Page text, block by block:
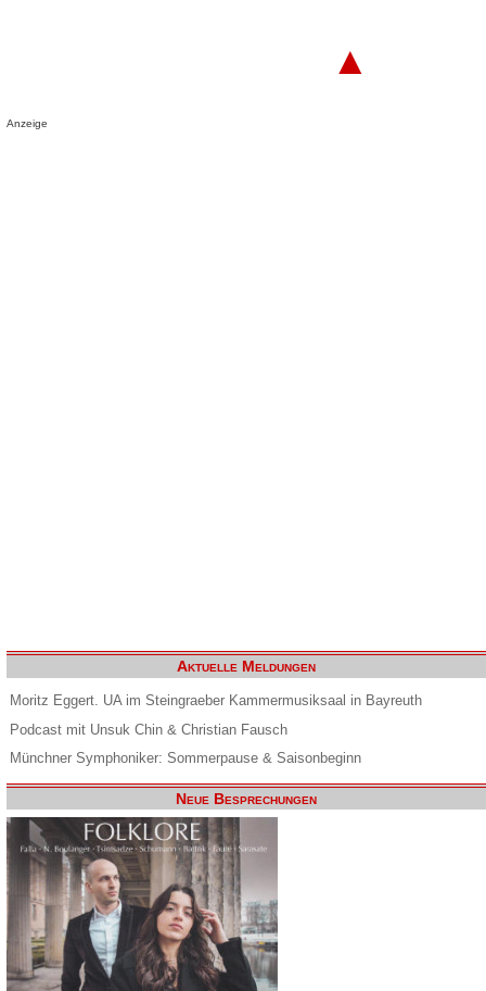
▲
Anzeige
Aktuelle Meldungen
Moritz Eggert. UA im Steingraeber Kammermusiksaal in Bayreuth
Podcast mit Unsuk Chin & Christian Fausch
Münchner Symphoniker: Sommerpause & Saisonbeginn
Neue Besprechungen